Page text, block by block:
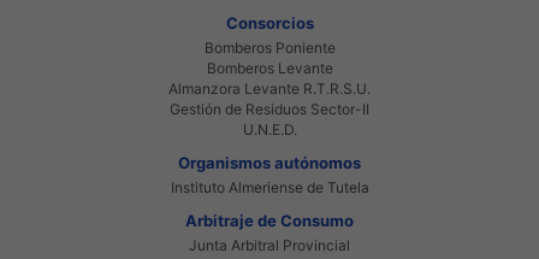
Consorcios
Bomberos Poniente
Bomberos Levante
Almanzora Levante R.T.R.S.U.
Gestión de Residuos Sector-II
U.N.E.D.
Organismos autónomos
Instituto Almeriense de Tutela
Arbitraje de Consumo
Junta Arbitral Provincial